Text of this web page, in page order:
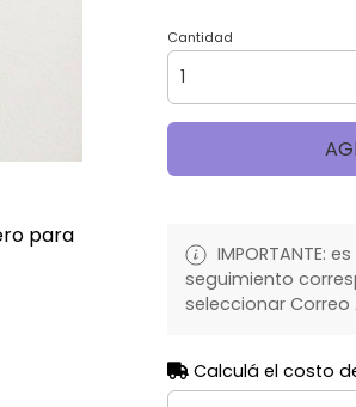
para
Cantidad
IMPORTANTE:
seguimiento
seleccionar Correo
Calculá el costo